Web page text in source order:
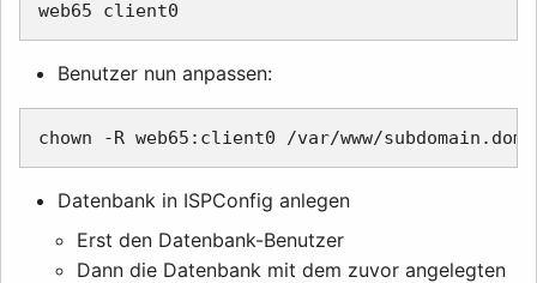
Benutzer nun anpassen:
Datenbank in ISPConfig anlegen
Erst den Datenbank-Benutzer
Dann die Datenbank mit dem zuvor angelegten